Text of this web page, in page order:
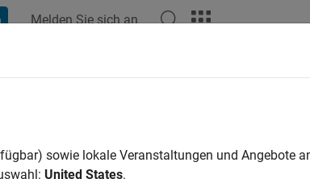
Melden Sie sich an
sowie lokale Veranstaltungen und Angebote
United States.